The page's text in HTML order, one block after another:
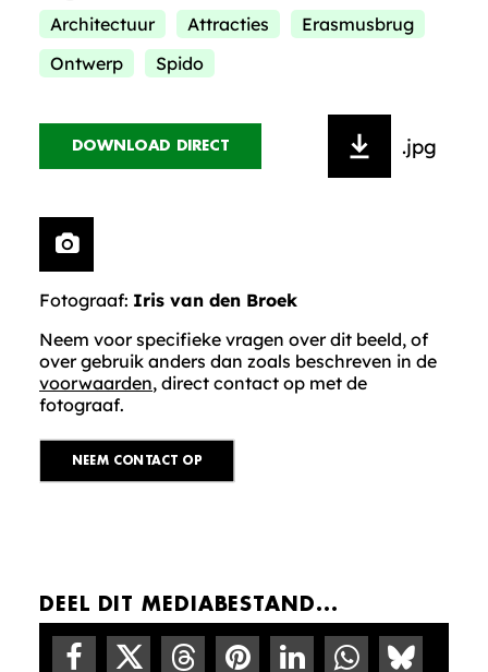
Architectuur Attracties
Erasmusbrug
Ontwerp
Spido
DOWNLOAD DIRECT .jpg
Fotograaf: Iris van den Broek
Neem voor specifieke vragen over dit beeld, of
over gebruik anders dan zoals beschreven in de
voorwaarden, direct contact op met de
fotograaf.
NEEM CONTACT OP
DEEL DIT MEDIABESTAND...